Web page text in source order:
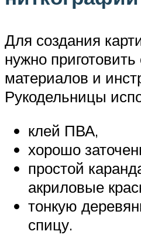
Для создания
нужно
материалов и
Рукодельницы
клей ПВА,
хорошо
простой
акриловые
тонкую
спицу.